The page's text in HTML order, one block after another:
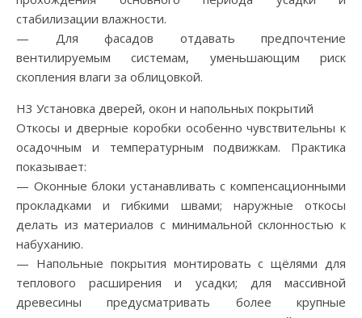
стабилизации влажности.
— Для фасадов отдавать предпочтение
вентилируемым системам, уменьшающим риск
скопления влаги за облицовкой.
H3 Установка дверей, окон и напольных покрытий
Откосы и дверные коробки особенно чувствительны к
осадочным и температурным подвижкам. Практика
показывает:
— Оконные блоки устанавливать с компенсационными
прокладками и гибкими швами; наружные откосы
делать из материалов с минимальной склонностью к
набуханию.
— Напольные покрытия монтировать с щёлями для
теплового расширения и усадки; для массивной
древесины предусматривать более крупные